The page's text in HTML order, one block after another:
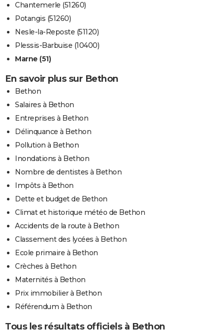
Chantemerle (51260)
Potangis (51260)
Nesle-la-Reposte (51120)
Plessis-Barbuise (10400)
Marne (51)
En savoir plus sur Bethon
Bethon
Salaires à Bethon
Entreprises à Bethon
Délinquance à Bethon
Pollution à Bethon
Inondations à Bethon
Nombre de dentistes à Bethon
Impôts à Bethon
Dette et budget de Bethon
Climat et historique météo de Bethon
Accidents de la route à Bethon
Classement des lycées à Bethon
Ecole primaire à Bethon
Crèches à Bethon
Maternités à Bethon
Prix immobilier à Bethon
Référendum à Bethon
Tous les résultats officiels à Bethon